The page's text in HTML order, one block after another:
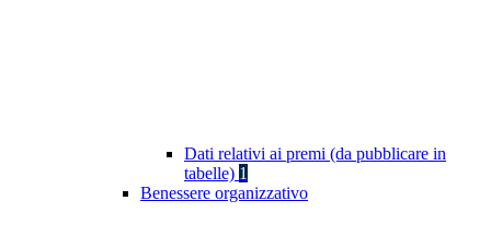
Dati relativi ai premi (da pubblicare in
tabelle) 1
Benessere organizzativo